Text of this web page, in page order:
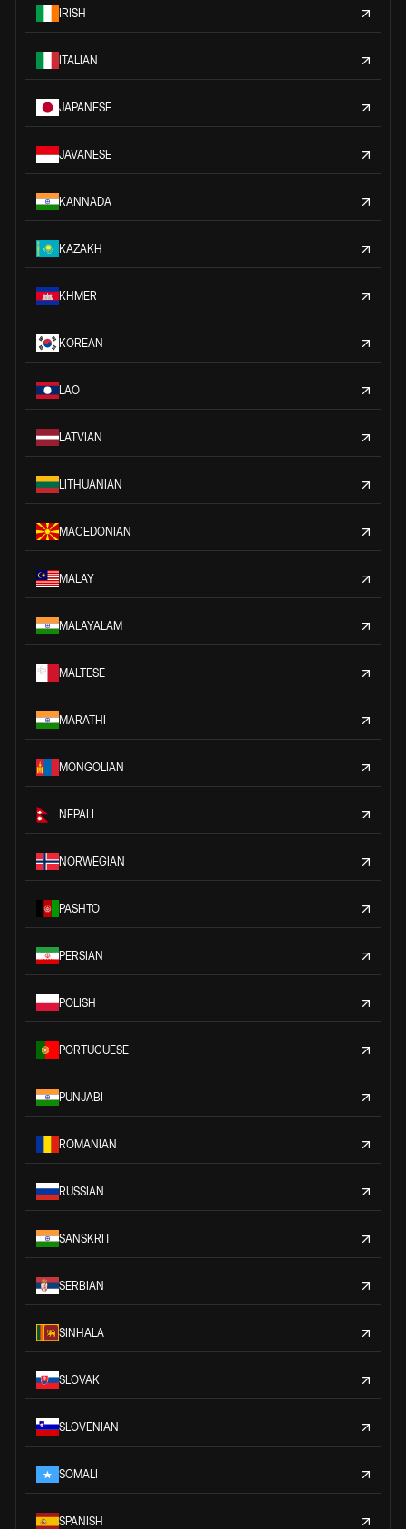
IRISH
ITALIAN
JAPANESE
JAVANESE
KANNADA
KAZAKH
KHMER
KOREAN
LAO
LATVIAN
LITHUANIAN
MACEDONIAN
MALAY
MALAYALAM
MALTESE
MARATHI
MONGOLIAN
NEPALI
NORWEGIAN
PASHTO
PERSIAN
POLISH
PORTUGUESE
PUNJABI
ROMANIAN
RUSSIAN
SANSKRIT
SERBIAN
SINHALA
SLOVAK
SLOVENIAN
SOMALI
SPANISH